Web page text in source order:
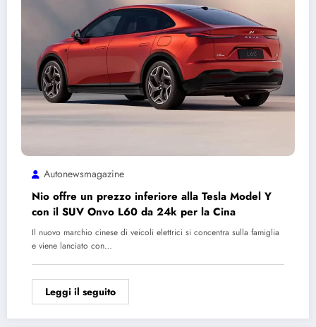
Autonewsmagazine
Nio offre un prezzo inferiore alla Tesla Model Y
con il SUV Onvo L60 da 24k per la Cina
Il nuovo marchio cinese di veicoli elettrici si concentra sulla famiglia
e viene lanciato con…
Leggi il seguito